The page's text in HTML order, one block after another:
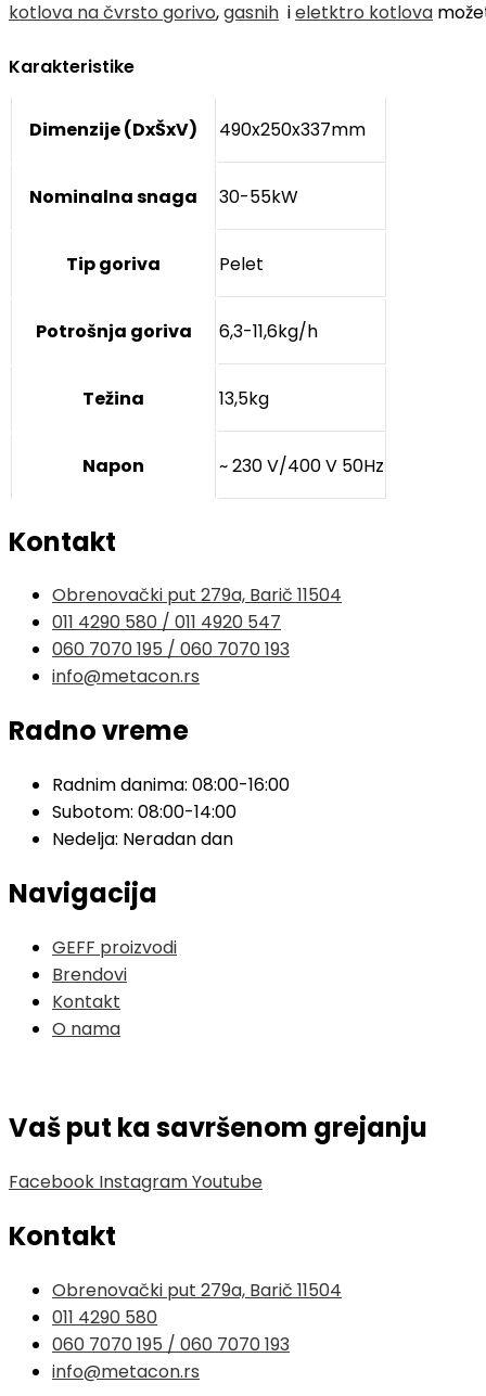
kotlova na čvrsto gorivo,gasnih ieletktro kotlova
Karakteristike
Dimenzije (DxŠxV) 490x250x337mm
Nominalna snaga 30-55kW
Tip goriva Pelet
Potrošnja goriva 6,3-11,6kg/h
Težina 13,5kg
Napon ~ 230 V/400 V 50Hz
Kontakt
Obrenovački put 279a, Barič 11504
011 4290 580 / 011 4920 547
060 7070 195 / 060 7070 193
info@metacon.rs
Radno vreme
Radnim danima: 08:00-16:00
Subotom: 08:00-14:00
Nedelja: Neradan dan
Navigacija
GEFF proizvodi
Brendovi
Kontakt
O nama
Vaš put ka savršenom grejanju
Facebook InstagramYoutube
Kontakt
Obrenovački put 279a, Barič 11504
011 4290 580
060 7070 195 / 060 7070 193
info@metacon.rs